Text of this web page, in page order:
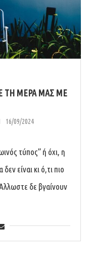
ΤΗ ΜΕΡΑ ΜΑΣ ΜΕ
16/09/2024
τύπος” ή όχι, η
είναι κι ό,τι πιο
δε βγαίνουν